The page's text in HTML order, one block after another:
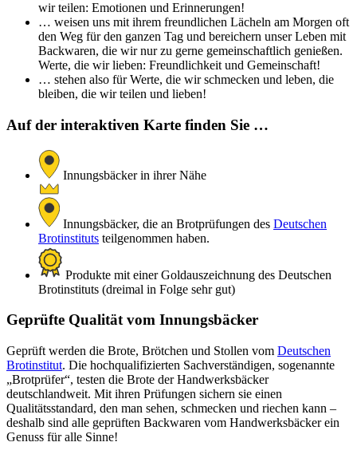
wir teilen: Emotionen und Erinnerungen!
… weisen uns mit ihrem freundlichen Lächeln am Morgen oft
den Weg für den ganzen Tag und bereichern unser Leben mit
Backwaren, die wir nur zu gerne gemeinschaftlich genießen.
Werte, die wir lieben: Freundlichkeit und Gemeinschaft!
… stehen also für Werte, die wir schmecken und leben, die
bleiben, die wir teilen und lieben!
Auf der interaktiven Karte finden Sie …
Innungsbäcker in ihrer Nähe
Innungsbäcker, die an Brotprüfungen des Deutschen
Brotinstituts teilgenommen haben.
Produkte mit einer Goldauszeichnung des Deutschen
Brotinstituts (dreimal in Folge sehr gut)
Geprüfte Qualität vom Innungsbäcker
Geprüft werden die Brote, Brötchen und Stollen vom Deutschen
Brotinstitut. Die hochqualifizierten Sachverständigen, sogenannte
„Brotprüfer“, testen die Brote der Handwerksbäcker
deutschlandweit. Mit ihren Prüfungen sichern sie einen
Qualitätsstandard, den man sehen, schmecken und riechen kann –
deshalb sind alle geprüften Backwaren vom Handwerksbäcker ein
Genuss für alle Sinne!